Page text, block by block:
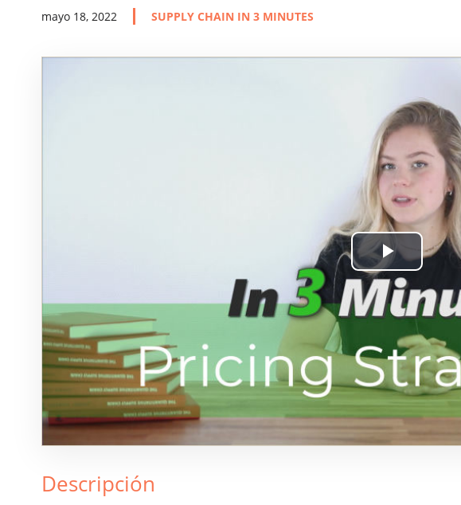
mayo 18, 2022 SUPPLY CHAIN IN 3 MINUTES
Play
Video
Descripción